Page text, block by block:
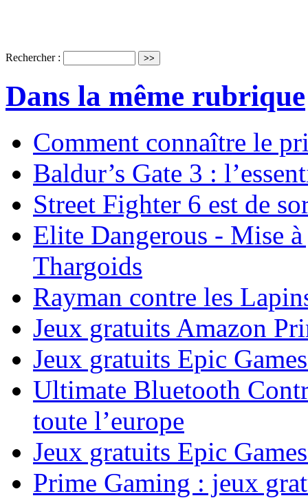
Rechercher :
Dans la même rubrique
Comment connaître le
Baldur’s Gate 3 :
Street Fighter 6 est de
Elite Dangerous - Mise
Thargoids
Rayman contre les
Jeux gratuits Amazon
Jeux gratuits Epic
Ultimate Bluetooth
toute l’europe
Jeux gratuits Epic
Prime Gaming : jeux